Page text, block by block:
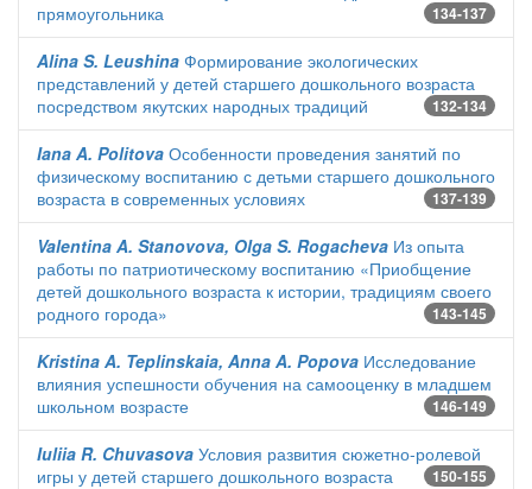
прямоугольника
134-137
Alina S. Leushina Формирование экологических
представлений у детей старшего дошкольного возраста
посредством якутских народных традиций
132-134
Iana A. Politova Особенности проведения занятий по
физическому воспитанию с детьми старшего дошкольного
возраста в современных условиях
137-139
Valentina A. Stanovova, Olga S. Rogacheva Из опыта
работы по патриотическому воспитанию «Приобщение
детей дошкольного возраста к истории, традициям своего
родного города»
143-145
Kristina A. Teplinskaia, Anna A. Popova Исследование
влияния успешности обучения на самооценку в младшем
школьном возрасте
146-149
Iuliia R. Chuvasova Условия развития сюжетно-ролевой
игры у детей старшего дошкольного возраста
150-155